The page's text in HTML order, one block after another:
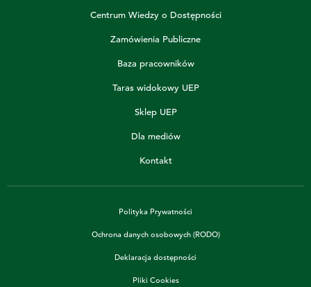
Centrum Wiedzy o Dostępności
Zamówienia Publiczne
Baza pracowników
Taras widokowy UEP
Sklep UEP
Dla mediów
Kontakt
Polityka Prywatności
Ochrona danych osobowych (RODO)
Deklaracja dostępności
Pliki Cookies